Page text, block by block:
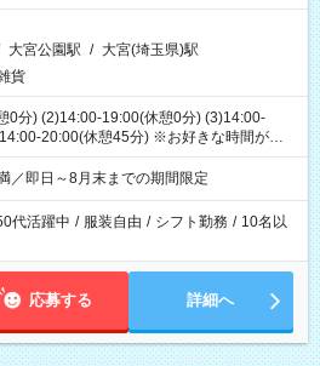
大宮公園駅 / 大宮(埼玉県)駅
貨
0分) (2)14:00-19:00(休憩0分) (3)14:00-
20:00(休憩45分) ※お好きな時間が選べ
／即日～8月末までの期間限定
代活躍中 / 服装自由 / シフト勤務 / 10名以
応募する 詳細へ